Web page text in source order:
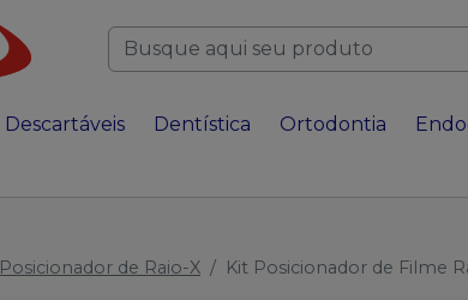
Descartáveis Dentística Ortodontia
Posicionador de Raio-X Kit Posicionador de Filme